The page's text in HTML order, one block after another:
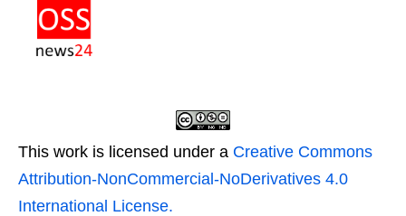
This work is licensed under a Creative Commons
Attribution-NonCommercial-NoDerivatives 4.0
International License.